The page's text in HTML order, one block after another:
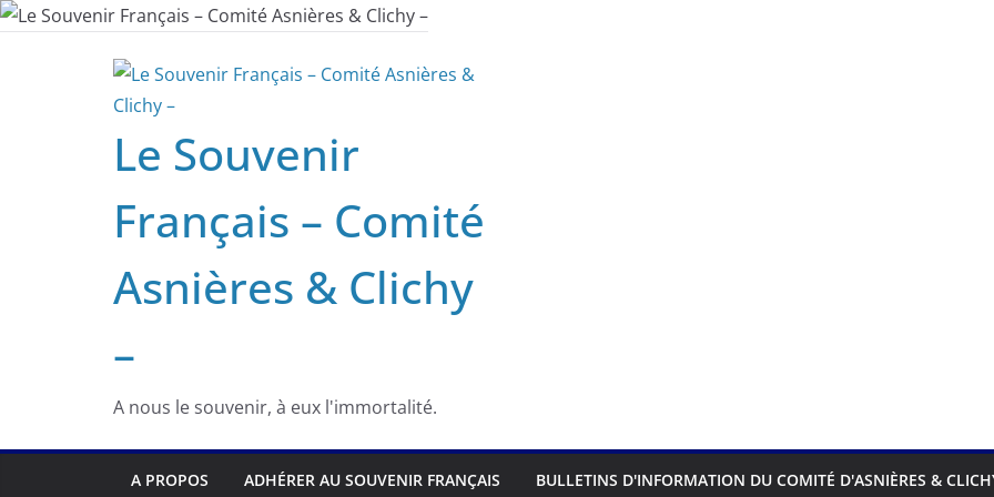
Passer
Le Souvenir
Français – Comité
Asnières & Clichy
–
A nous le souvenir, à eux l'immortalité.
A PROPOS ADHÉRER AU SOUVENIR FRANÇAIS BULLETINS D'INFORMATION DU COMITÉ D'ASNIÈRES &